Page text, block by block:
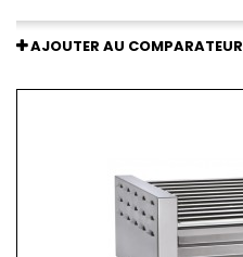
AJOUTER AU COMPARATEUR